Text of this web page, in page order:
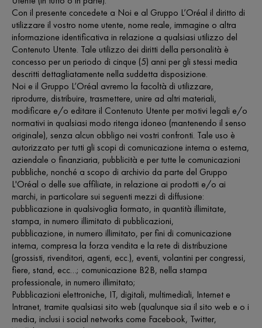
Con il presente concedete a Noi e al Gruppo L’Oréal il diritto di
utilizzare il vostro nome utente, nome reale, immagine o altra
informazione identificativa in relazione a qualsiasi utilizzo del
Contenuto Utente. Tale utilizzo dei diritti della personalità è
concesso per un periodo di cinque (5) anni per gli stessi media
descritti dettagliatamente nella suddetta disposizione.
Noi e il Gruppo L’Oréal avremo la facoltà di utilizzare,
riprodurre, distribuire, trasmettere, unire ad altri materiali,
modificare e/o editare il Contenuto Utente per motivi legali e/o
normativi in qualsiasi modo ritenga idoneo (mantenendo il senso
originale), senza alcun obbligo nei vostri confronti. Tale uso è
autorizzato per tutti gli scopi di comunicazione interna o esterna,
aziendale o finanziaria, pubblicità e per tutte le comunicazioni
pubbliche, nonché a scopo di archivio da parte del Gruppo
L'Oréal o delle sue affiliate, in relazione ai prodotti e/o ai
marchi, in particolare sui seguenti mezzi di diffusione:
pubblicazione in qualsivoglia formato, in quantità illimitate,
stampa, in numero illimitato di pubblicazioni,
pubblicazione, in numero illimitato, per fini di comunicazione
interna, compresa la forza vendita e la rete di distribuzione
(grossisti, rivenditori, agenti, ecc.), eventi, volantini per congressi,
fiere, stand, ecc…; comunicazione B2B, nella stampa
professionale, in numero illimitato;
Pubblicazioni elettroniche, IT, digitali, multimediali, Internet e
Intranet, tramite qualsiasi sito web (qualunque sia il sito web e o i
media, inclusi i social networks come Facebook, Twitter,